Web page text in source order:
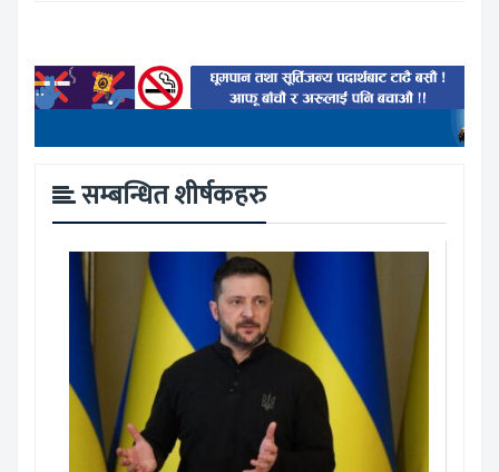
सम्बन्धित शीर्षकहरु